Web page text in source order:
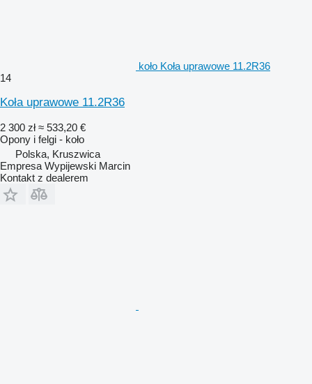
koło Koła uprawowe 11.2R36
14
Koła uprawowe 11.2R36
2 300 zł ≈ 533,20 €
Opony i felgi - koło
Polska, Kruszwica
Empresa Wypijewski Marcin
Kontakt z dealerem